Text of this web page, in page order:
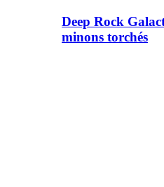
Deep Rock
minons torchés